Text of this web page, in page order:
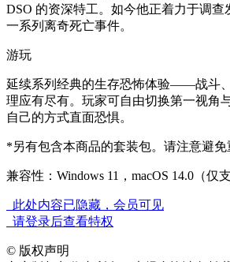
DSO 的资深特工。如今他正着力于调查
一系列离奇死亡事件。
游玩
延续系列经典的生存恐怖体验——战斗
理应有尽有。玩家可自由切换第一视角
自己的方式直面恐惧。
*另有包含本商品的套装包。请注意避免
兼容性：Windows 11，macOS 14.0（仅
此处内容已隐藏，会员可见
请登录后查看特权
© 版权声明